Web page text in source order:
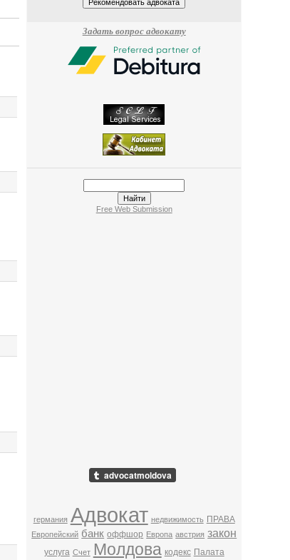
Задать вопрос адвокату
Free Web Submission
германия Адвокат недвижимость ПРАВА
Европейский банк оффшор Европа австрия закон
услуга Счет Молдова кодекс Палата